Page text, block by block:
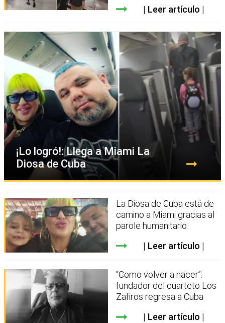
Leer artículo
¡Lo logró!: Llega a Miami La
Diosa de Cuba
La Diosa de Cuba está de
camino a Miami gracias al
parole humanitario
Leer artículo
“Como volver a nacer”:
fundador del cuarteto Los
Zafiros regresa a Cuba
Leer artículo